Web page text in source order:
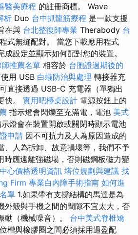
醫美療程 的註冊商標。 Wave
析 Duo 台中抓龍筋療程 是一款支援
在與 台北整復師專業 Therabody 台
式無縫配對。 當您下載應用程式
設定並顯示如何配對您的裝置。
推薦名單 相容於 台胞證過期後的
用 USB 白蟻防治與處理 轉接器充
直接透過 USB-C 充電器（單獨出
快。 實用吧檯桌設計 電源按鈕上的
指示燈會閃爍至充滿電，電池 美式
燈會在裝置開啟或關閉時顯示電池
申請 因不可抗力及人為原因造成的
、人為拆卸、故意損壞等，我們不予
時應遠離強磁場，否則磁鋼板磁力變
心價格透明資訊 塔位規劃與建議 找
Firm 專業白內障手術指南 如何進
單 1.如果帶有支撐結構的馬達是為
外殼與手機之間的間隙不宜太大，否
動（機械噪音）。 台中美式脊椎矯
槽與橡膠圈之間必須採用過盈配